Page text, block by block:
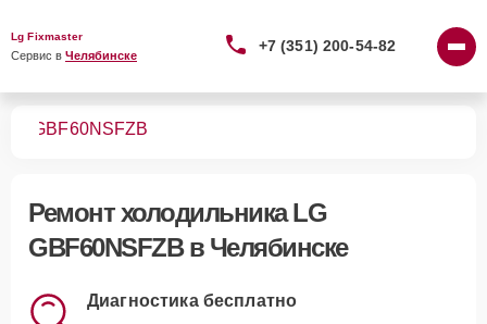
Lg Fixmaster
Сервис в Челябинске
+7 (351) 200-54-82
GBF60NSFZB
Ремонтхолодильника LG
GBF60NSFZBв Челябинске
Диагностика бесплатно